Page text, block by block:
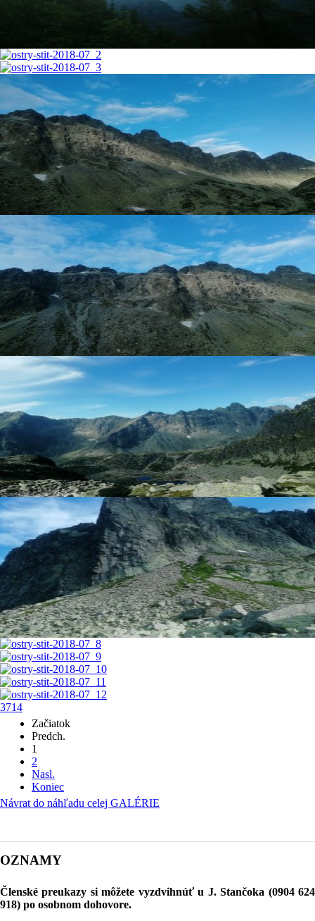
3714
Začiatok
Predch.
1
2
Nasl.
Koniec
Návrat do náhľadu celej GALÉRIE
OZNAMY
Členské preukazy si môžete vyzdvihnúť u J. Stančoka (0904 624
918) po osobnom dohovore.